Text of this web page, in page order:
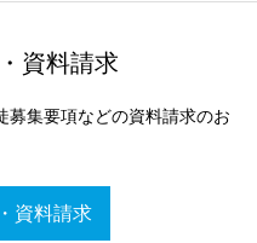
資料請求
募集要項などの資料請求のお
資料請求